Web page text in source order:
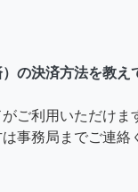
の決済方法を教え
ご利用いただけま
事務局までご連絡